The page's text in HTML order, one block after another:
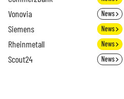
Vonovia News
Siemens News
Rheinmetall News
Scout24 News